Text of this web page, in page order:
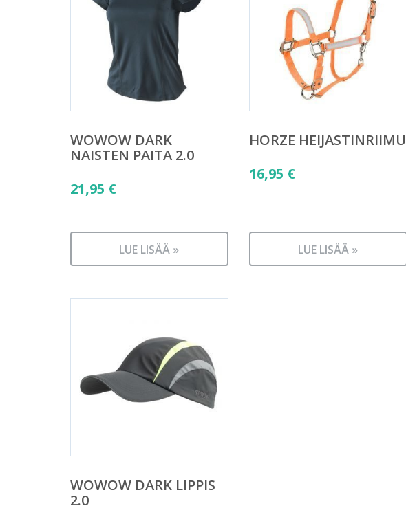
WOWOW DARK
NAISTEN PAITA 2.0
21,95 €
LUE LISÄÄ »
HORZE HEIJASTINRIIMU
16,95 €
LUE LISÄÄ »
WOWOW DARK LIPPIS
2.0